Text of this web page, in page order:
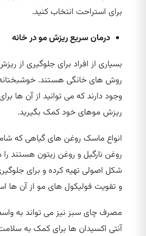
برای استراحت انتخاب کنید.
درمان سریع ریزش مو در خانه
بسیاری از افراد برای جلوگیری از
روش‌ های خانگی هستند.
وجود دارند که می‌ توانید از آن ها
ریزش موهای خود کمک بگیرید.
انواع ماسک‌ روغن‌ های گیاهی که
روغن نارگیل و روغن زیتون هستند را
شکل اصولی تهیه کرده و برای
و تقویت فولیکول‌ های مو از آن ها
مصرف چای سبز نیز می‌ تواند به
آنتی اکسیدان‌ ها برای کمک به